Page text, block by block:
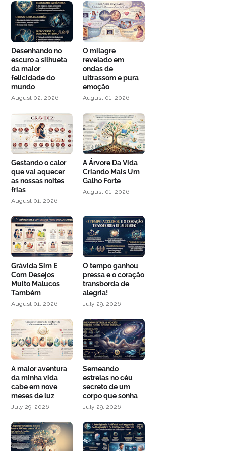
Desenhando no
escuro a silhueta
da maior
felicidade do
mundo
August 02, 2026
O milagre
revelado em
ondas de
ultrassom e pura
emoção
August 01, 2026
Gestando o calor
que vai aquecer
as nossas noites
frias
August 01, 2026
A Árvore Da Vida
Criando Mais Um
Galho Forte
August 01, 2026
Grávida Sim E
Com Desejos
Muito Malucos
Também
August 01, 2026
O tempo ganhou
pressa e o coração
transborda de
alegria!
July 29, 2026
A maior aventura
da minha vida
cabe em nove
meses de luz
July 29, 2026
Semeando
estrelas no céu
secreto de um
corpo que sonha
July 29, 2026